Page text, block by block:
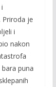
je
i
nakon
puna